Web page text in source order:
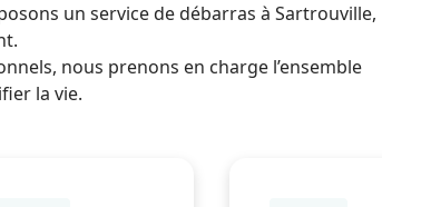
un service de débarras à Sartrouville,
nous prenons en charge l’ensemble
la vie.